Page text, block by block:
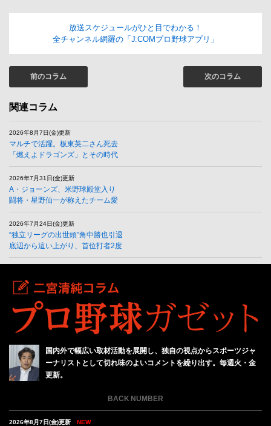
放送スケジュールがひと目でわかる！
全チャンネル網羅の「J:COMプロ野球アプリ」
前のコラム 次のコラム
関連コラム
2026年8月7日(金)更新
マルチで活躍。板東英二さん死去
「燃えよドラゴンズ」とその時代
2026年7月31日(金)更新
A・ジョーンズ、米野球殿堂入り
闘将・星野仙一が称えたチーム愛
2026年7月24日(金)更新
“独立リーグの出世頭”角中勝也引退
底辺から這い上がり、首位打者2度
国内外で幅広い取材活動を展開し、独自の視点からスポーツジャ
ーナリストとして切れ味のよいコメントを繰り出す。毎週火・金
更新。
BACK NUMBER
2026年8月7日(金)更新 NEW